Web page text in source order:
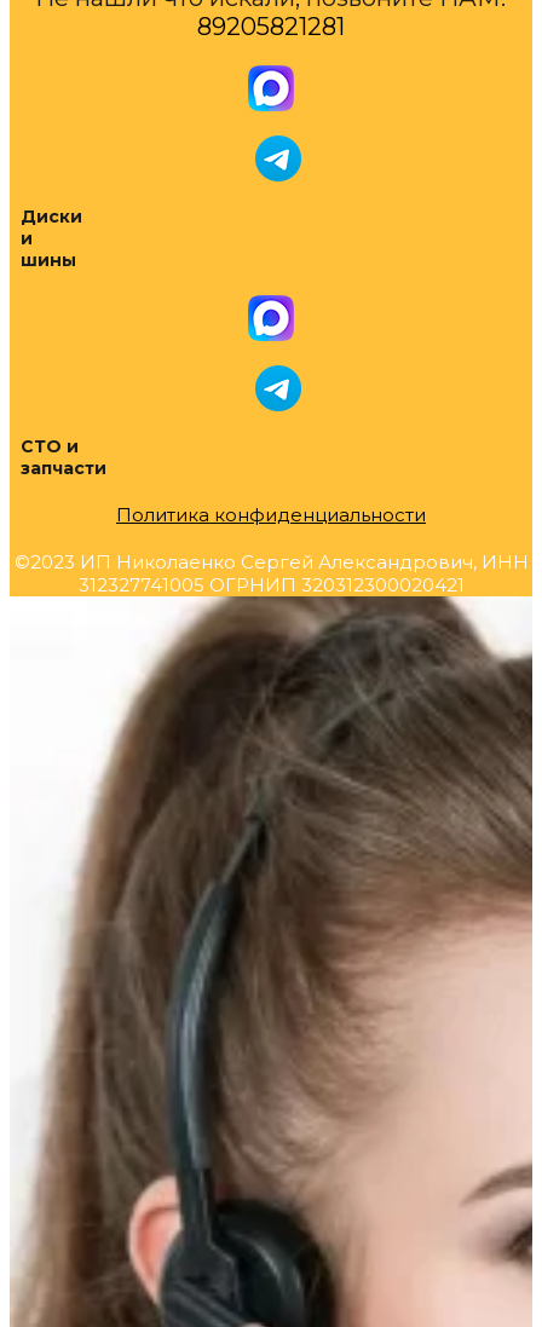
89205821281
Диски
и
шины
СТО и
запчасти
Политика конфиденциальности
©2023 ИП Николаенко Сергей Александрович, ИНН
312327741005 ОГРНИП 320312300020421